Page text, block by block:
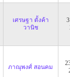
เศรษฐา ตั้งค้า
วานิช
ภาณุพงศ์ สอนคม